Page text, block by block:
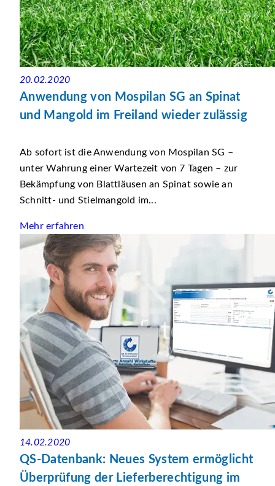
20.02.2020
Anwendung von Mospilan SG an Spinat
und Mangold im Freiland wieder zulässig
Ab sofort ist die Anwendung von Mospilan SG –
unter Wahrung einer Wartezeit von 7 Tagen – zur
Bekämpfung von Blattläusen an Spinat sowie an
Schnitt- und Stielmangold im...
Mehr erfahren
14.02.2020
QS-Datenbank: Neues System ermöglicht
Überprüfung der Lieferberechtigung im